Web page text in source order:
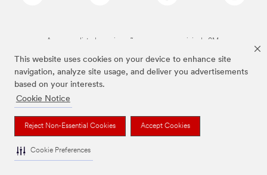
This website uses cookies on your device to enhance site
navigation, analyze site usage, and deliver you advertisements
based on your interests.
Cookie Notice
Reject Non-Essential Cookies Accept Cookies
Cookie Preferences
As marcas listadas a cima são marcas comerciais da 3M.